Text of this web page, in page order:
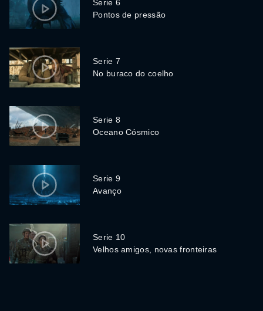
Serie 6
Pontos de pressão
Serie 7
No buraco do coelho
Serie 8
Oceano Cósmico
Serie 9
Avanço
Serie 10
Velhos amigos, novas fronteiras